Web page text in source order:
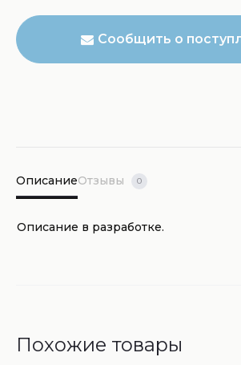
Сообщить о
ОписаниеОтзывы 0
Описание в разработке.
Похожие товары